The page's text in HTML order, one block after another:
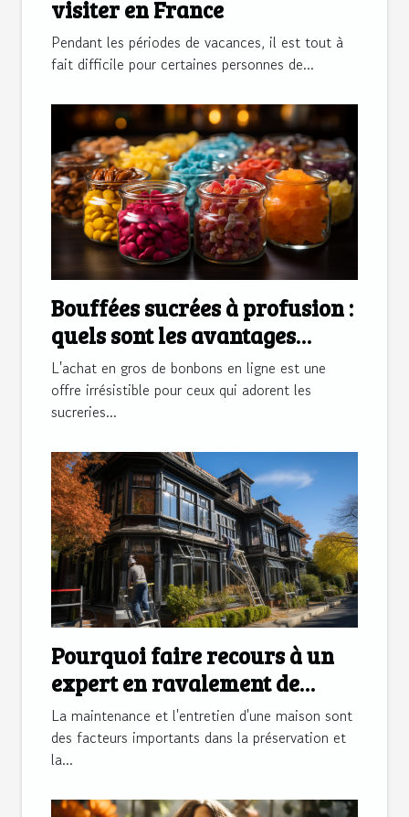
visiter en France
Pendant les périodes de vacances, il est tout à
fait difficile pour certaines personnes de...
Bouffées sucrées à profusion :
quels sont les avantages
qu’offre l’achat en gros de
bonbons en ligne ?
L'achat en gros de bonbons en ligne est une
offre irrésistible pour ceux qui adorent les
sucreries...
Pourquoi faire recours à un
expert en ravalement de
façade?
La maintenance et l'entretien d'une maison sont
des facteurs importants dans la préservation et
la...